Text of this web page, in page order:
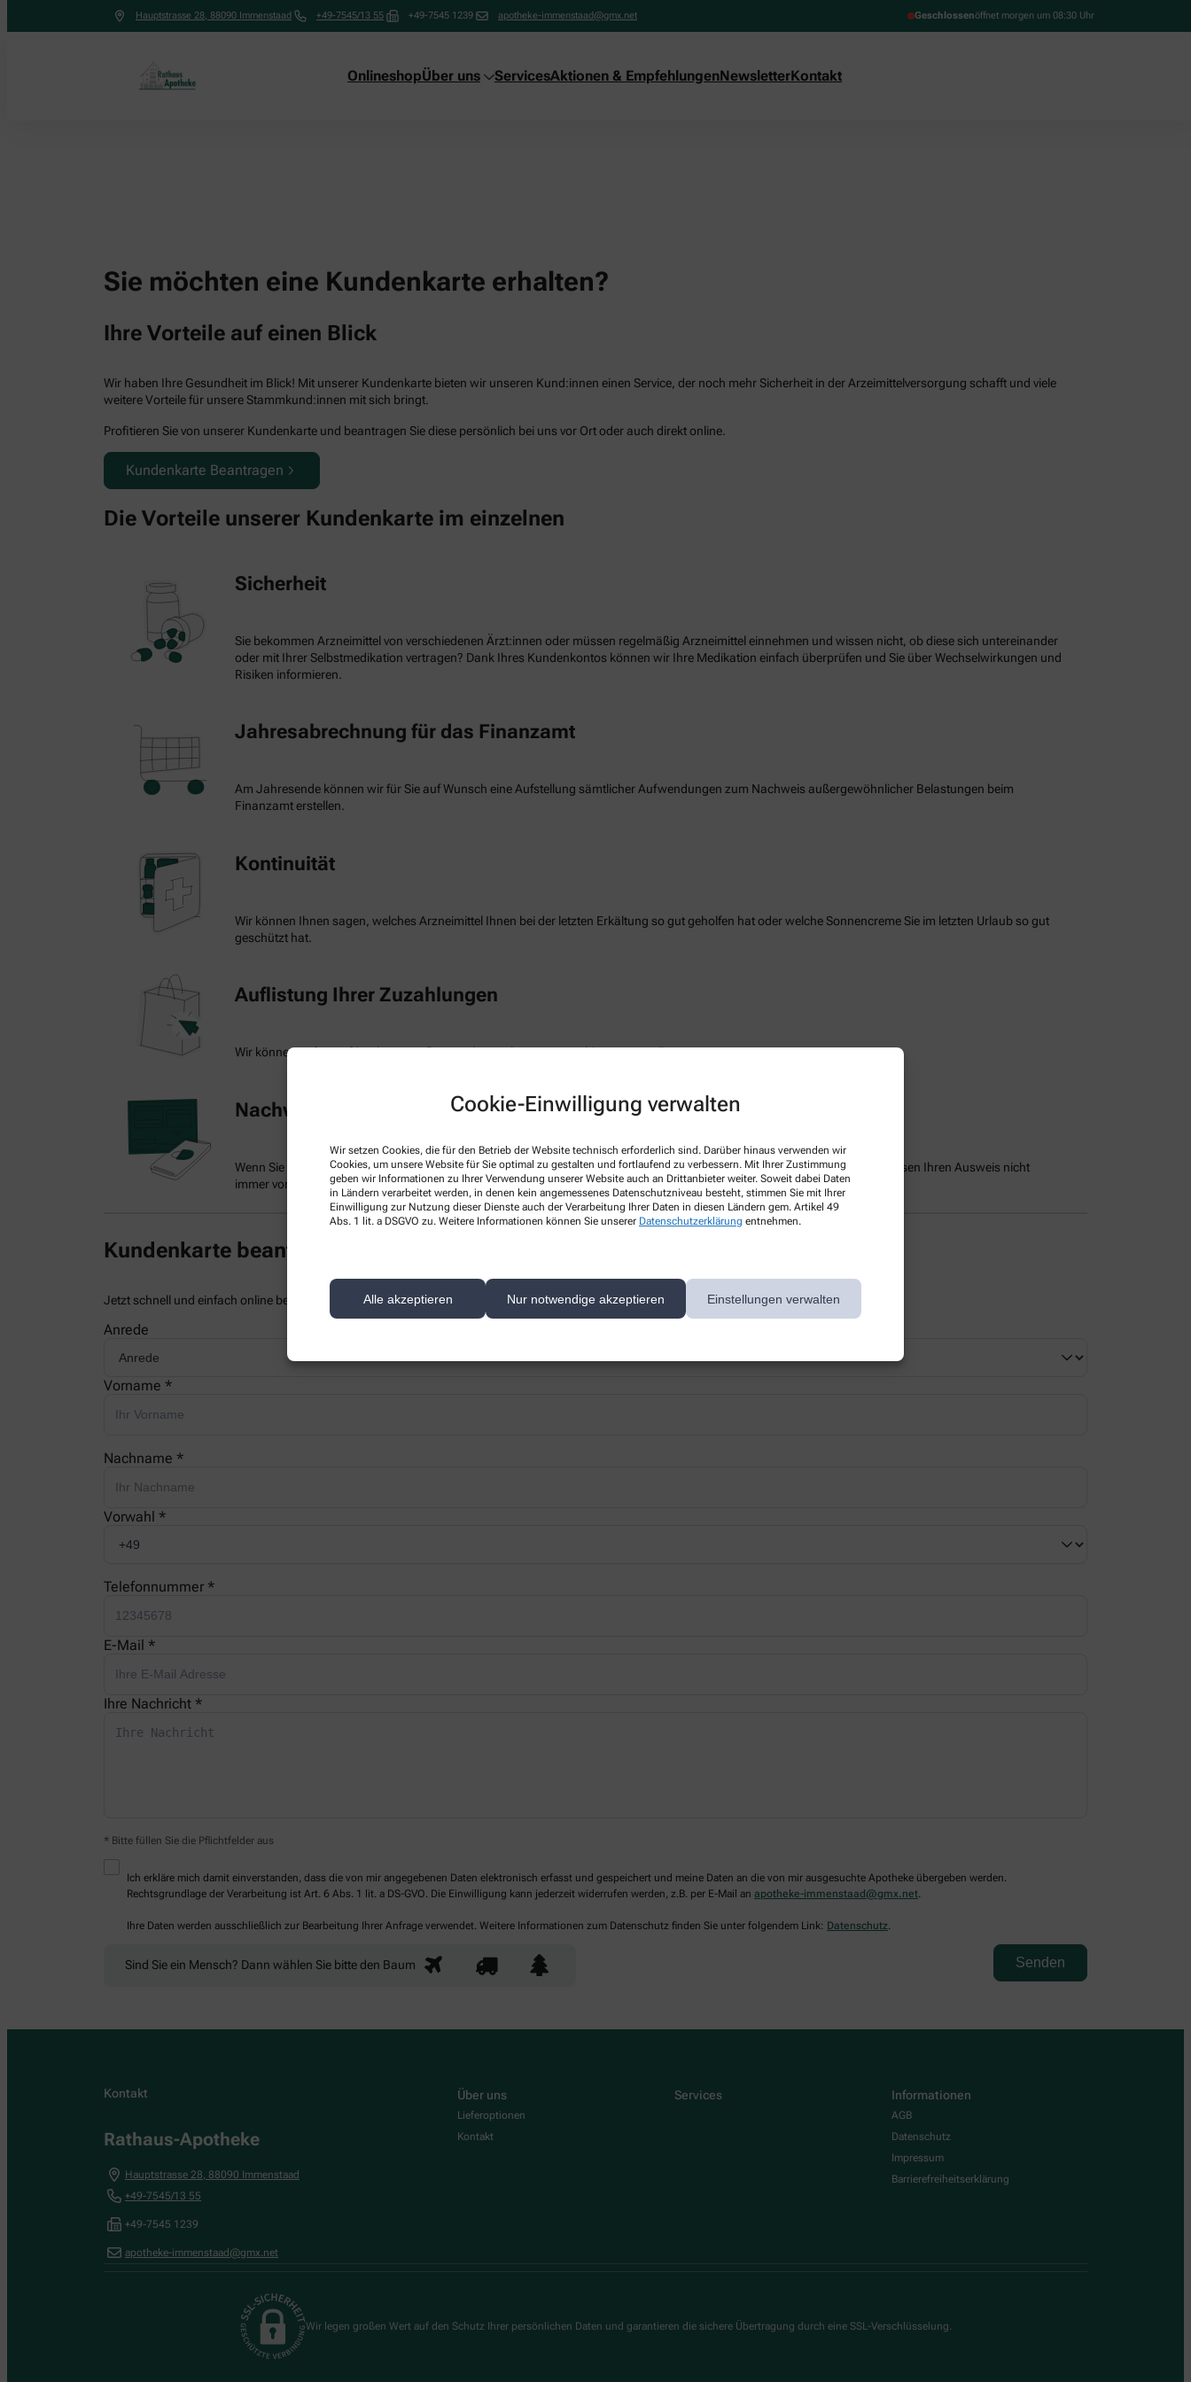
Cookie-Einwilligung verwalten
Wir setzen Cookies, die für den Betrieb der Website technisch erforderlich sind. Darüber hinaus verwenden wir
Cookies, um unsere Website für Sie optimal zu gestalten und fortlaufend zu verbessern. Mit Ihrer Zustimmung
geben wir Informationen zu Ihrer Verwendung unserer Website auch an Drittanbieter weiter. Soweit dabei Daten
in Ländern verarbeitet werden, in denen kein angemessenes Datenschutzniveau besteht, stimmen Sie mit Ihrer
Einwilligung zur Nutzung dieser Dienste auch der Verarbeitung Ihrer Daten in diesen Ländern gem. Artikel 49
Abs. 1 lit. a DSGVO zu. Weitere Informationen können Sie unserer Datenschutzerklärung entnehmen.
Alle akzeptieren Nur notwendige akzeptieren Einstellungen verwalten
Hauptstrasse 28, 88090 Immenstaad +49-7545/13 55 +49-7545 1239 apotheke-immenstaad@gmx.net Geschlossenöffnet morgen um 08:30 Uhr
OnlineshopÜber uns ServicesAktionen & EmpfehlungenNewsletterKontakt
Sie möchten eine Kundenkarte erhalten?
Ihre Vorteile auf einen Blick
Wir haben Ihre Gesundheit im Blick! Mit unserer Kundenkarte bieten wir unseren Kund:innen einen Service, der noch mehr Sicherheit in der Arzeimittelversorgung schafft und viele
weitere Vorteile für unsere Stammkund:innen mit sich bringt.
Profitieren Sie von unserer Kundenkarte und beantragen Sie diese persönlich bei uns vor Ort oder auch direkt online.
Kundenkarte Beantragen
Die Vorteile unserer Kundenkarte im einzelnen
Sicherheit
Sie bekommen Arzneimittel von verschiedenen Ärzt:innen oder müssen regelmäßig Arzneimittel einnehmen und wissen nicht, ob diese sich untereinander
oder mit Ihrer Selbstmedikation vertragen? Dank Ihres Kundenkontos können wir Ihre Medikation einfach überprüfen und Sie über Wechselwirkungen und
Risiken informieren.
Jahresabrechnung für das Finanzamt
Am Jahresende können wir für Sie auf Wunsch eine Aufstellung sämtlicher Aufwendungen zum Nachweis außergewöhnlicher Belastungen beim
Finanzamt erstellen.
Kontinuität
Wir können Ihnen sagen, welches Arzneimittel Ihnen bei der letzten Erkältung so gut geholfen hat oder welche Sonnencreme Sie im letzten Urlaub so gut
geschützt hat.
Auflistung Ihrer Zuzahlungen
Wir können auf Knopfdruck eine Auflistung Ihrer geleisteten Zuzahlungen erstellen.
Nachweis Ihrer Befreiung
Wenn Sie einen Ausweis über die Befreiung der gesetzlichen Zuzahlung haben, können wir diese Info speichern und Sie müssen Ihren Ausweis nicht
immer vorzeigen.
Kundenkarte beantragen
Jetzt schnell und einfach online beantragen und beim nächsten Besuch bei uns in der Apotheke abholen.
Anrede
Vorname *
Nachname *
Vorwahl *
Telefonnummer *
E-Mail *
Ihre Nachricht *
* Bitte füllen Sie die Pflichtfelder aus
Ich erkläre mich damit einverstanden, dass die von mir angegebenen Daten elektronisch erfasst und gespeichert und meine Daten an die von mir ausgesuchte Apotheke übergeben werden.
Rechtsgrundlage der Verarbeitung ist Art. 6 Abs. 1 lit. a DS-GVO. Die Einwilligung kann jederzeit widerrufen werden, z.B. per E-Mail an apotheke-immenstaad@gmx.net
Ihre Daten werden ausschließlich zur Bearbeitung Ihrer Anfrage verwendet. Weitere Informationen zum Datenschutz finden Sie unter folgendem Link: Datenschutz
Sind Sie ein Mensch? Dann wählen Sie bitteden Baum
Kontakt
Rathaus-Apotheke
Hauptstrasse 28, 88090 Immenstaad
+49-7545/13 55
+49-7545 1239
apotheke-immenstaad@gmx.net
Über uns
Lieferoptionen
Kontakt
Services Informationen
AGB
Datenschutz
Impressum
Barrierefreiheitserklärung
Wir legen großen Wert auf den Schutz Ihrer persönlichen Daten und garantieren die sichere Übertragung durch eine SSL-Verschlüsselung.